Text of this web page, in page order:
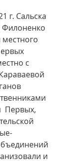
г. Сальска
местного
с
Первых,
и